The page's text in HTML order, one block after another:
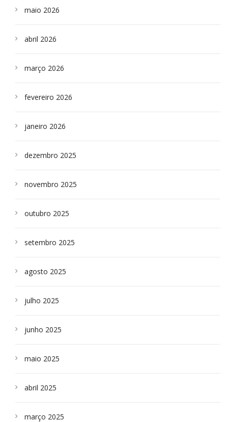
maio 2026
abril 2026
março 2026
fevereiro 2026
janeiro 2026
dezembro 2025
novembro 2025
outubro 2025
setembro 2025
agosto 2025
julho 2025
junho 2025
maio 2025
abril 2025
março 2025